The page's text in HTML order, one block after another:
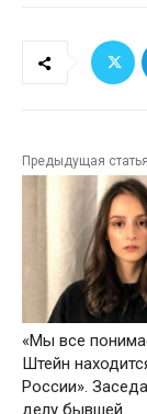
Предыдущая статья
«Мы все
Штейн
России».
делу бывшей